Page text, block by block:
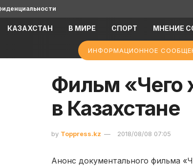
КАЗАХСТАН В МИРЕ СПОРТ МНЕНИЕ
ИНФОРМАЦИОННОЕ
Фильм «Чего
в Казахстане
by Toppress.kz 2018/08/08 07:05
Анонс документального фильма